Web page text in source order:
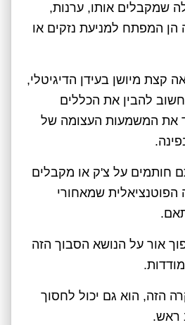
שמקבלים אותו, ערנות,
הן המפתח למניעת נזקים או
קצת מיושן בעידן הדיגיטלי,
להבין את הכללים
את המשמעות העצומה של
חותמים על צ'ק או מקבלים
שמאחורי
אור על הנושא הסבוך הזה
הזה, הוא גם יכול לחסוך
ראש.